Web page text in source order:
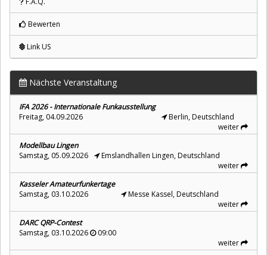
Bewerten
Link US
Nächste Veranstaltung
IFA 2026 - Internationale Funkausstellung
Freitag, 04.09.2026
Berlin, Deutschland
weiter
Modellbau Lingen
Samstag, 05.09.2026
Emslandhallen Lingen, Deutschland
weiter
Kasseler Amateurfunkertage
Samstag, 03.10.2026
Messe Kassel, Deutschland
weiter
DARC QRP-Contest
Samstag, 03.10.2026
09:00
weiter